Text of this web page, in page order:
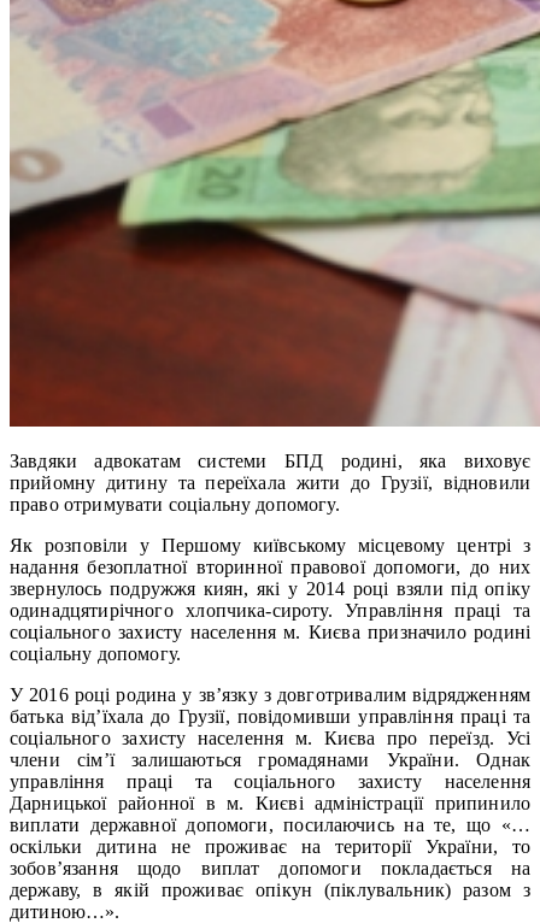
Завдяки адвокатам системи БПД родині, яка виховує
прийомну дитину та переїхала жити до Грузії, відновили
право отримувати соціальну допомогу.
Як розповіли у Першому київському місцевому центрі з
надання безоплатної вторинної правової допомоги, до них
звернулось подружжя киян, які у 2014 році взяли під опіку
одинадцятирічного хлопчика-сироту. Управління праці та
соціального захисту населення м. Києва призначило родині
соціальну допомогу.
У 2016 році родина у зв’язку з довготривалим відрядженням
батька від’їхала до Грузії, повідомивши управління праці та
соціального захисту населення м. Києва про переїзд. Усі
члени сім’ї залишаються громадянами України. Однак
управління праці та соціального захисту населення
Дарницької районної в м. Києві адміністрації припинило
виплати державної допомоги, посилаючись на те, що «…
оскільки дитина не проживає на території України, то
зобов’язання щодо виплат допомоги покладається на
державу, в якій проживає опікун (піклувальник) разом з
дитиною…».